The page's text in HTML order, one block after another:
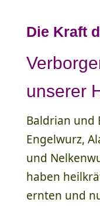
Die Kraft
unserer
Baldrian und
Engelwurz,
und
haben
ernten und